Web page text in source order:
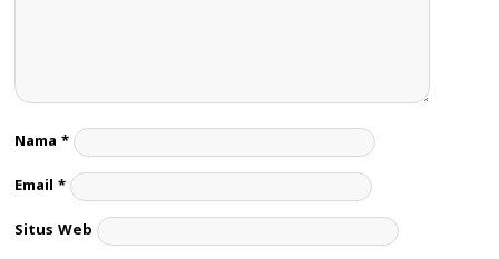
Nama *
Email *
Situs Web